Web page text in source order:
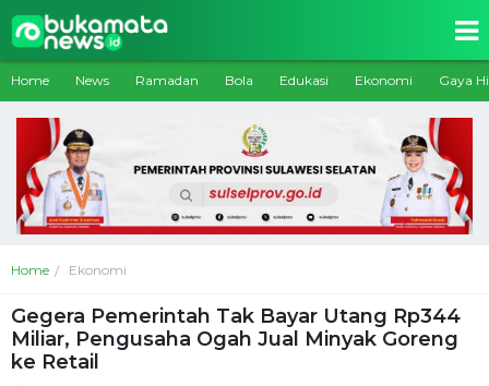
Home News Ramadan Bola Edukasi Ekonomi Gaya
Home Ekonomi
Gegera Pemerintah Tak Bayar Utang Rp344
Miliar, Pengusaha Ogah Jual Minyak Goreng
ke Retail